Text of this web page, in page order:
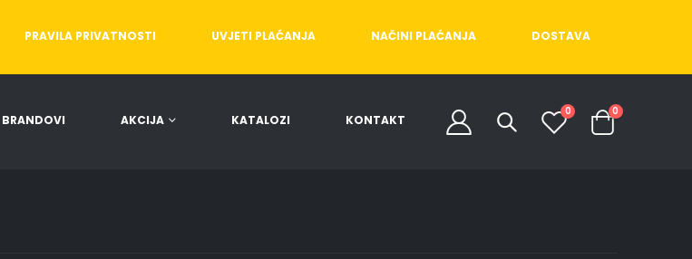
PRAVILA PRIVATNOSTI UVJETI PLAĆANJA NAČINI PLAĆANJA DOSTAVA
BRANDOVI AKCIJA KATALOZI KONTAKT
0 0